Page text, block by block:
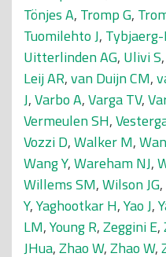
Tönjes A, Tromp G,
Tuomilehto J,
Uitterlinden AG, Ulivi S,
Leij AR,van Duijn CM,
J,Varbo A,Varga TV,
Vermeulen SH,
Vozzi D,Walker M,
Wang Y,Wareham NJ,
Willems SM,Wilson JG,
Y,Yaghootkar H,Yao J,
LM,Young R,Zeggini E,
JHua,Zhao W,Zhao W,